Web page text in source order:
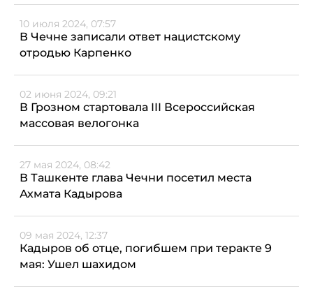
10 июля 2024, 07:57
В Чечне записали ответ нацистскому
отродью Карпенко
02 июня 2024, 09:21
В Грозном стартовала III Всероссийская
массовая велогонка
27 мая 2024, 08:42
В Ташкенте глава Чечни посетил места
Ахмата Кадырова
09 мая 2024, 12:37
Кадыров об отце, погибшем при теракте 9
мая: Ушел шахидом